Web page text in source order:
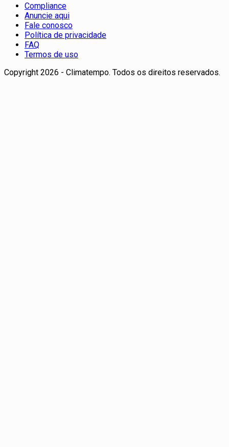
Compliance
Anuncie aqui
Fale conosco
Política de privacidade
FAQ
Termos de uso
Copyright 2026 - Climatempo. Todos os direitos reservados.